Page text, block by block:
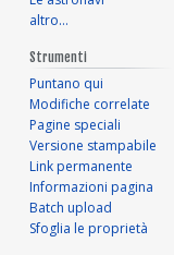
altro…
Strumenti
Puntano qui
Modifiche correlate
Pagine speciali
Versione stampabile
Link permanente
Informazioni pagina
Batch upload
Sfoglia le proprietà